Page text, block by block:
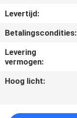
OM EEN
CITAAT
COMPANY
NEWS
SITEMAP
Levertijd:
Betalingscondities:
Levering
vermogen:
Hoog licht: